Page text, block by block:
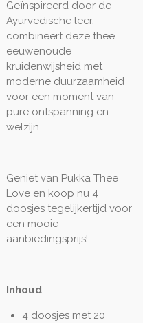
Geïnspireerd door de
Ayurvedische leer,
combineert deze thee
eeuwenoude
kruidenwijsheid met
moderne duurzaamheid
voor een moment van
pure ontspanning en
welzijn.
Geniet van Pukka Thee
Love en koop nu 4
doosjes tegelijkertijd voor
een mooie
aanbiedingsprijs!
Inhoud
4 doosjes met 20